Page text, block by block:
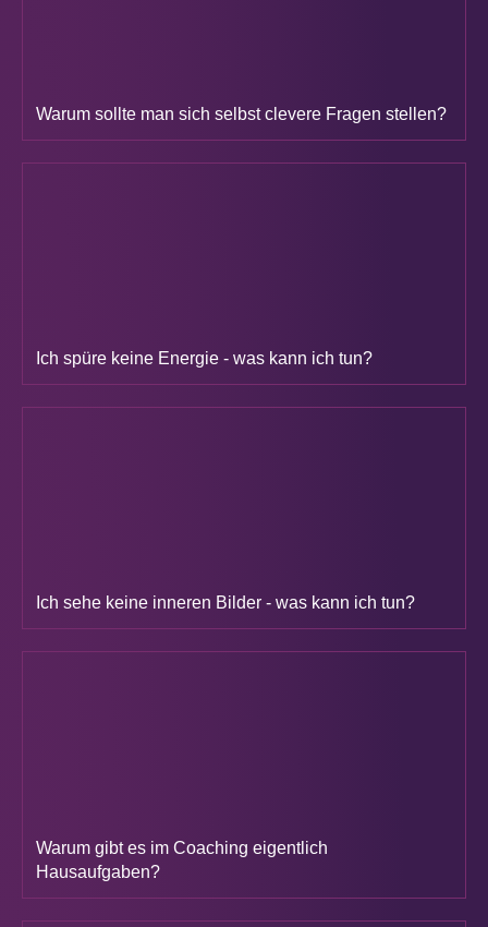
Warum sollte man sich selbst clevere Fragen stellen?
Ich spüre keine Energie - was kann ich tun?
Ich sehe keine inneren Bilder - was kann ich tun?
Warum gibt es im Coaching eigentlich
Hausaufgaben?